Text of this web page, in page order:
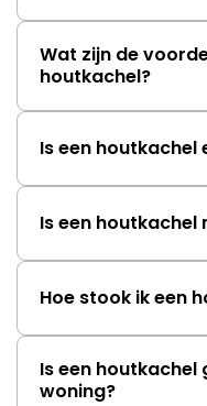
Wat zijn de
houtkachel?
Is een houtkachel
Is een houtkachel
Hoe stook ik een
Is een
woning?